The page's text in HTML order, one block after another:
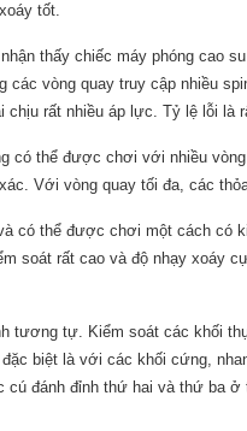
tốt.
thấy chiếc máy phóng cao
các vòng quay truy cập nhiều
chịu rất nhiều áp lực. Tỷ lệ lỗi là
có thể được chơi với nhiều
Với vòng quay tối đa, các
có thể được chơi một cách có
soát rất cao và độ nhạy xoáy
tương tự. Kiểm soát các khối
biệt là với các khối cứng,
cú đánh đỉnh thứ hai và thứ ba